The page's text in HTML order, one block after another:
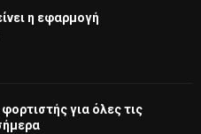
η εφαρμογή
για όλες τις